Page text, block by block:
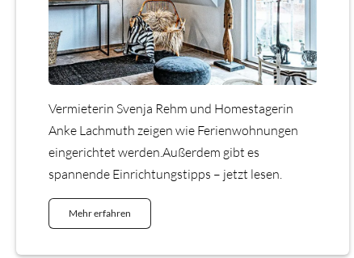
Vermieterin Svenja Rehm und Homestagerin
Anke Lachmuth zeigen wie Ferienwohnungen
eingerichtet werden.Außerdem gibt es
spannende Einrichtungstipps – jetzt lesen.
Mehr erfahren